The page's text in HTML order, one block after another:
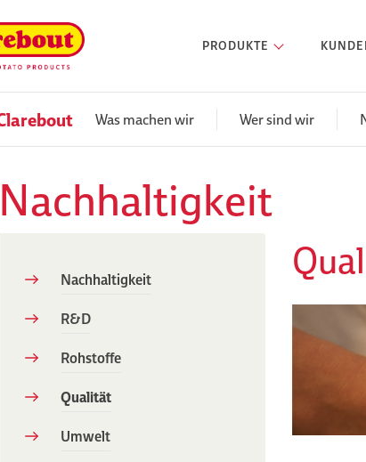
PRODUKTE
Was machen wir Wer sind wir
Nachhaltigkeit
Nachhaltigkeit
R&D
Rohstoffe
Qualität
Umwelt